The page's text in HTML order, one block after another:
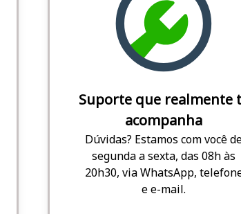
Suporte que realmente
acompanha
Dúvidas? Estamos com você
segunda a sexta, das 08h às
20h30, via WhatsApp,
e e-mail.